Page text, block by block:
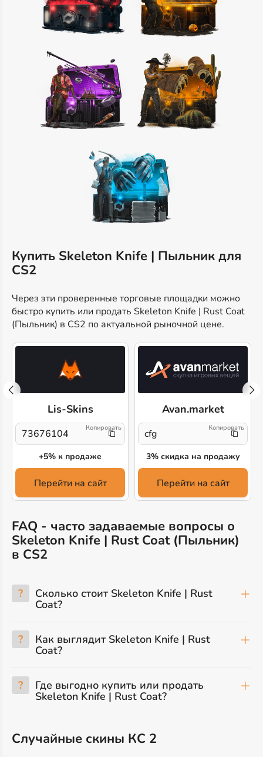
Купить Skeleton Knife | Пыльник для
CS2
Через эти проверенные торговые площадки можно
быстро купить или продать Skeleton Knife | Rust Coat
(Пыльник) в CS2 по актуальной рыночной цене.
Lis-Skins
73676104
+5% к продаже
Перейти на сайт
Avan.market
cfg
3% скидка на продажу
Перейти на сайт
FAQ - часто задаваемые вопросы о
Skeleton Knife | Rust Coat (Пыльник)
в CS2
? Сколько стоит Skeleton Knife | Rust
Coat?
? Как выглядит Skeleton Knife | Rust
Coat?
? Где выгодно купить или продать
Skeleton Knife | Rust Coat?
Случайные скины КС 2